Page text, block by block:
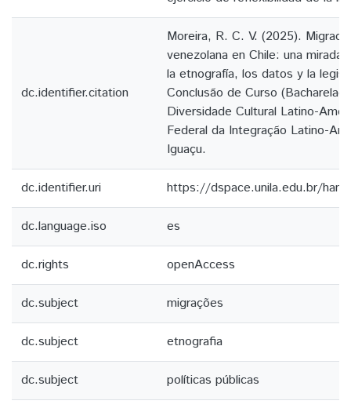
dc.identifier.citation
Moreira, R. C. V. (2025).
venezolana en Chile: una mirada
la etnografía, los datos y la
Conclusão de Curso
Diversidade Cultural Latino-
Federal da Integração Latino-
Iguaçu.
dc.identifier.uri https://dspace.unila.edu.br/
dc.language.iso es
dc.rights openAccess
dc.subject migrações
dc.subject etnografia
dc.subject políticas públicas